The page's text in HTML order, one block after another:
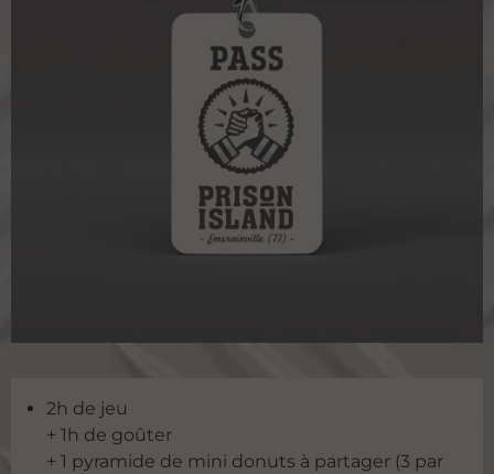
2h de jeu
+ 1h de goûter
+ 1 pyramide de mini donuts à partager (3 par